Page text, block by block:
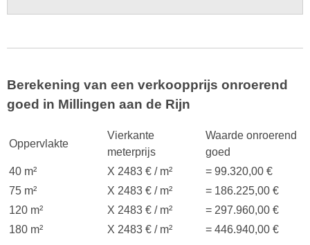
Berekening van een verkoopprijs onroerend
goed in Millingen aan de Rijn
Oppervlakte
Vierkante
meterprijs
Waarde onroerend
goed
40 m²
X 2483 € / m²
= 99.320,00 €
75 m²
X 2483 € / m²
= 186.225,00 €
120 m²
X 2483 € / m²
= 297.960,00 €
180 m²
X 2483 € / m² = 446.940,00 €